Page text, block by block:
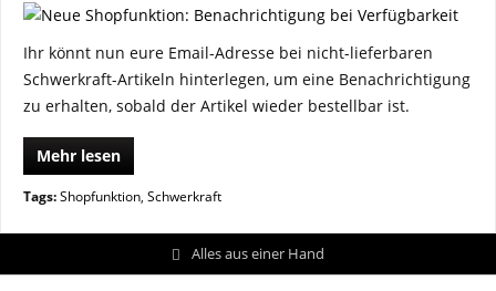
Ihr könnt nun eure Email-Adresse bei nicht-lieferbaren
Schwerkraft-Artikeln hinterlegen, um eine Benachrichtigung
zu erhalten, sobald der Artikel wieder bestellbar ist.
Mehr lesen
Tags:Shopfunktion, Schwerkraft
Alles aus einer Hand